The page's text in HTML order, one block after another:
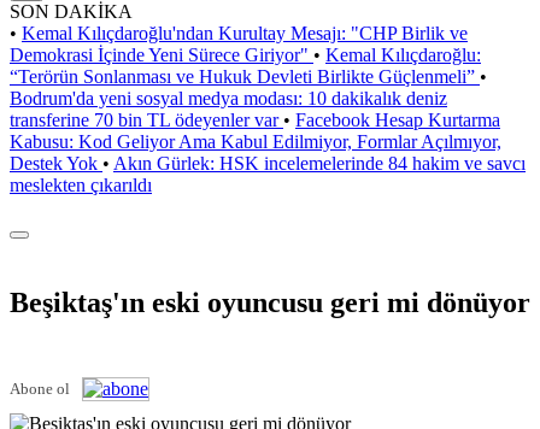
SON DAKİKA
• Kemal Kılıçdaroğlu'ndan Kurultay Mesajı: "CHP Birlik ve
Demokrasi İçinde Yeni Sürece Giriyor" • Kemal Kılıçdaroğlu:
“Terörün Sonlanması ve Hukuk Devleti Birlikte Güçlenmeli” •
Bodrum'da yeni sosyal medya modası: 10 dakikalık deniz
transferine 70 bin TL ödeyenler var • Facebook Hesap Kurtarma
Kabusu: Kod Geliyor Ama Kabul Edilmiyor, Formlar Açılmıyor,
Destek Yok • Akın Gürlek: HSK incelemelerinde 84 hakim ve savcı
meslekten çıkarıldı
Beşiktaş'ın eski oyuncusu geri mi dönüyor
Abone ol